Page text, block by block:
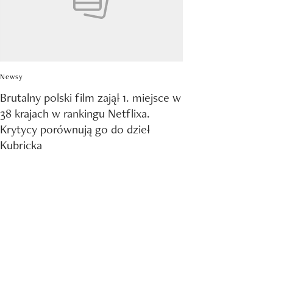
Newsy
Brutalny polski film zajął 1. miejsce w
38 krajach w rankingu Netflixa.
Krytycy porównują go do dzieł
Kubricka